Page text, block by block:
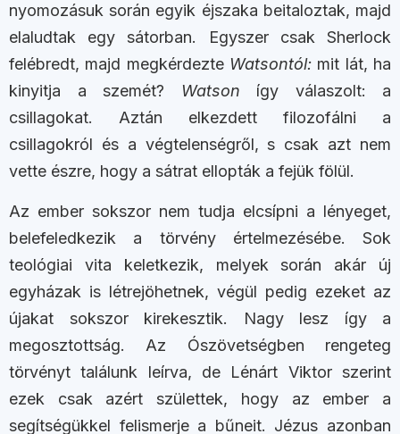
nyomozásuk során egyik éjszaka beitaloztak, majd
elaludtak egy sátorban. Egyszer csak Sherlock
felébredt, majd megkérdezte Watsontól: mit lát, ha
kinyitja a szemét? Watson így válaszolt: a
csillagokat. Aztán elkezdett filozofálni a
csillagokról és a végtelenségről, s csak azt nem
vette észre, hogy a sátrat ellopták a fejük fölül.
Az ember sokszor nem tudja elcsípni a lényeget,
belefeledkezik a törvény értelmezésébe. Sok
teológiai vita keletkezik, melyek során akár új
egyházak is létrejöhetnek, végül pedig ezeket az
újakat sokszor kirekesztik. Nagy lesz így a
megosztottság. Az Ószövetségben rengeteg
törvényt találunk leírva, de Lénárt Viktor szerint
ezek csak azért születtek, hogy az ember a
segítségükkel felismerje a bűneit. Jézus azonban